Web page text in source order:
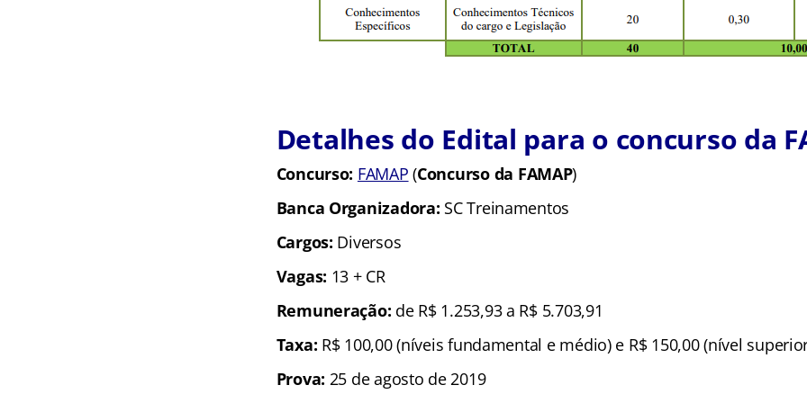
Detalhes do Edital para o concurso da
Concurso: FAMAP (Concurso da FAMAP)
Banca Organizadora: SC Treinamentos
Cargos: Diversos
Vagas: 13 + CR
Remuneração: de R$ 1.253,93 a R$ 5.703,91
Taxa: R$ 100,00 (níveis fundamental e médio) e R$ 150,00 (nível
Prova: 25 de agosto de 2019